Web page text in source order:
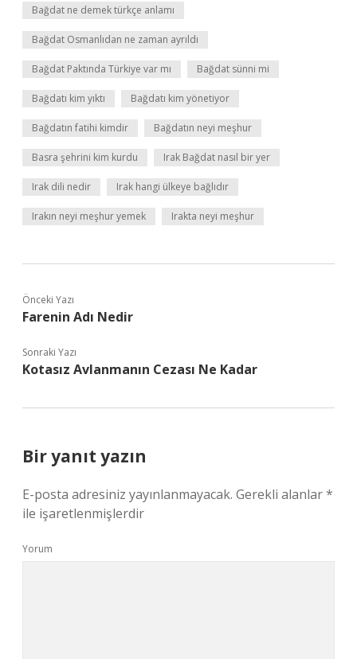
Bağdat ne demek türkçe anlamı
Bağdat Osmanlıdan ne zaman ayrıldı
Bağdat Paktında Türkiye var mı Bağdat sünni mi
Bağdatı kim yıktı Bağdatı kim yönetiyor
Bağdatın fatihi kimdir Bağdatın neyi meşhur
Basra şehrini kim kurdu Irak Bağdat nasıl bir yer
Irak dili nedir Irak hangi ülkeye bağlıdır
Irakın neyi meşhur yemek Irakta neyi meşhur
Önceki Yazı
Farenin Adı Nedir
Sonraki Yazı
Kotasız Avlanmanın Cezası Ne Kadar
Bir yanıt yazın
E-posta adresiniz yayınlanmayacak. Gerekli alanlar*
ile işaretlenmişlerdir
Yorum